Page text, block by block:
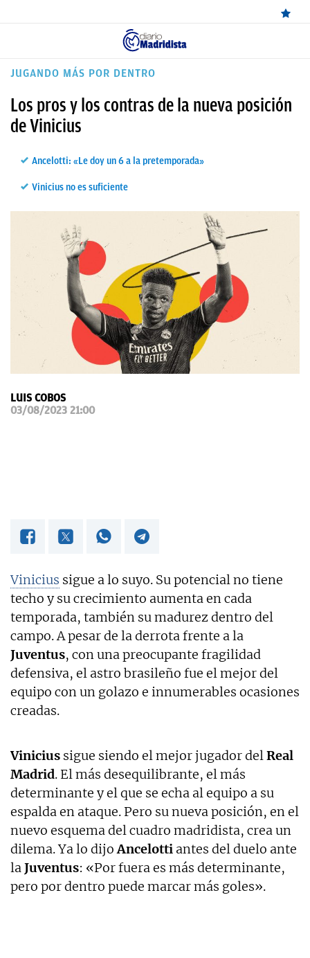
ÚLTIMAS
REAL
FEMENINO
PAPARAZZI
OKDIARIO
JUGANDO MÁS POR DENTRO
Los pros y los contras de la nueva posición
de Vinicius
Ancelotti: «Le doy un 6 a la pretemporada»
Vinicius no es suficiente
LUIS COBOS
03/08/2023 21:00
Vinicius sigue a lo suyo. Su potencial no tiene
techo y su crecimiento aumenta en cada
temporada, también su madurez dentro del
campo. A pesar de la derrota frente a la
Juventus, con una preocupante fragilidad
defensiva, el astro brasileño fue el mejor del
equipo con un golazo e innumerables ocasiones
creadas.
Vinicius sigue siendo el mejor jugador delReal
Madrid. El más desequilibrante, el más
determinante y el que se echa al equipo a su
espalda en ataque. Pero su nueva posición, en el
nuevo esquema del cuadro madridista, crea un
dilema. Ya lo dijoAncelotti antes del duelo ante
laJuventus: «Por fuera es más determinante,
pero por dentro puede marcar más goles».